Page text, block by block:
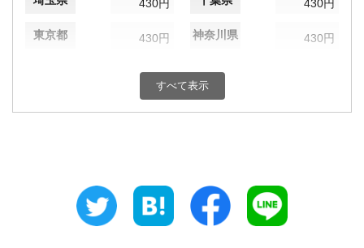
430円 430円
東京都 430円 神奈川県 430円
430円 富山県
430円 三重県
すべて表示